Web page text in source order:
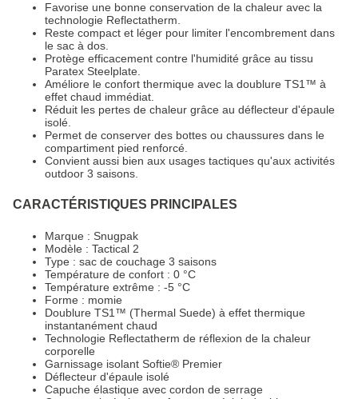
Favorise une bonne conservation de la chaleur avec la
technologie Reflectatherm.
Reste compact et léger pour limiter l'encombrement dans
le sac à dos.
Protège efficacement contre l'humidité grâce au tissu
Paratex Steelplate.
Améliore le confort thermique avec la doublure TS1™ à
effet chaud immédiat.
Réduit les pertes de chaleur grâce au déflecteur d'épaule
isolé.
Permet de conserver des bottes ou chaussures dans le
compartiment pied renforcé.
Convient aussi bien aux usages tactiques qu'aux activités
outdoor 3 saisons.
CARACTÉRISTIQUES PRINCIPALES
Marque : Snugpak
Modèle : Tactical 2
Type : sac de couchage 3 saisons
Température de confort : 0 °C
Température extrême : -5 °C
Forme : momie
Doublure TS1™ (Thermal Suede) à effet thermique
instantanément chaud
Technologie Reflectatherm de réflexion de la chaleur
corporelle
Garnissage isolant Softie® Premier
Déflecteur d'épaule isolé
Capuche élastique avec cordon de serrage